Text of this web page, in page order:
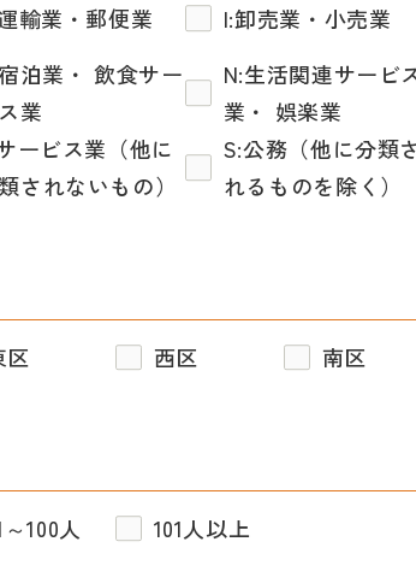
輸業・郵便業 I:卸売業・小売業
泊業・ 飲食サー
業
N:生活関連サービ
業・ 娯楽業
ービス業（他に
されないもの）
S:公務（他に分類
れるものを除く）
区 西区 南区
～100人 101人以上